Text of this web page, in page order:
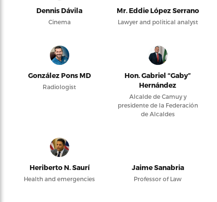
Dennis Dávila
Cinema
Mr. Eddie López Serrano
Lawyer and political analyst
González Pons MD
Radiologist
Hon. Gabriel “Gaby”
Hernández
Alcalde de Camuy y
presidente de la Federación
de Alcaldes
Heriberto N. Saurí
Health and emergencies
Jaime Sanabria
Professor of Law